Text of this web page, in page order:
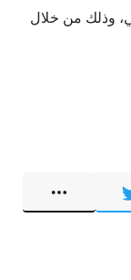
وذلك من خلال